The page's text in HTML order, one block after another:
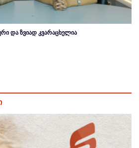
და ზვიად კვარაცხელია